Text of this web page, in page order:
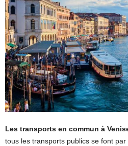
Les transports en commun à
tous les transports publics se font